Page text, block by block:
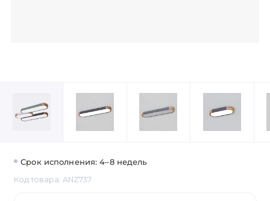
Срок исполнения: 4–8 недель
Код товара: ANZ737